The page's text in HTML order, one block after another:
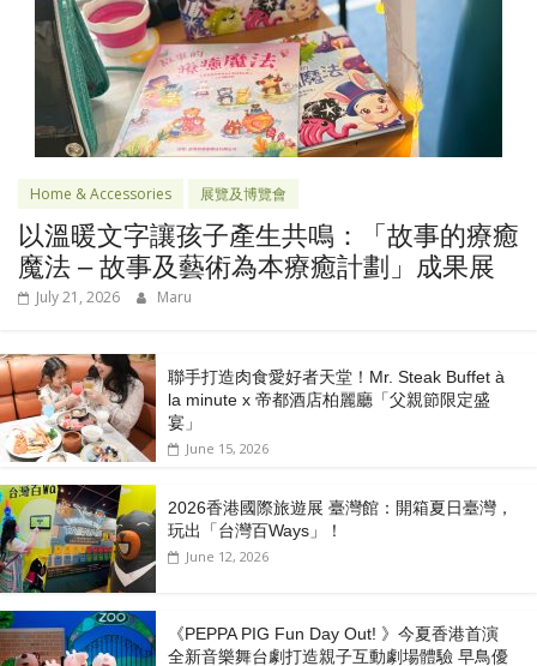
Home & Accessories 展覽及博覽會
以溫暖文字讓孩子產生共鳴：「故事的療癒
魔法 – 故事及藝術為本療癒計劃」成果展
July 21, 2026 Maru
聯手打造肉食愛好者天堂！Mr. Steak Buffet à
la minute x 帝都酒店柏麗廳「⽗親節限定盛
宴」
June 15, 2026
2026香港國際旅遊展 臺灣館：開箱夏日臺灣，
玩出「台灣百Ways」！
June 12, 2026
《PEPPA PIG Fun Day Out! 》今夏香港首演
全新音樂舞台劇打造親子互動劇場體驗 早鳥優